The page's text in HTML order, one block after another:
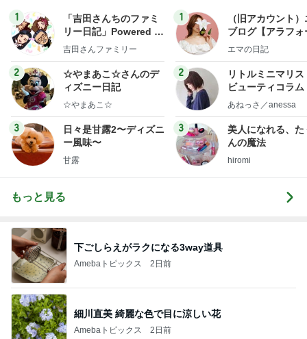
1
「吉田さんちのファミ
リー日記」Powered b
y Ameba 吉田さんファ
ログ
吉田さんファミリー
2
☆やまあこ☆さんのデ
ィズニー日記
☆やまあこ☆
3
日々是甘露2〜ディズニ
ー風味〜
甘露
1
（旧アカウント
ブログ【アラフォ
社売却セカンドラ
エマの日記
2
リトルミニマリス
ビューティコラ
little
あねっさ／anessa
3
美人になれる、た
んの魔法
hiromi
もっと見る
下ごしらえがラクになる3way道具
Amebaトピックス 2日前
細川直美 綺麗な色で目に涼しい花
Amebaトピックス 2日前